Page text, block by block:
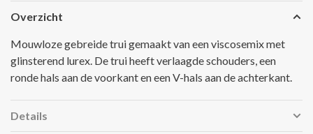
Overzicht
Mouwloze gebreide trui gemaakt van een viscosemix met
glinsterend lurex. De trui heeft verlaagde schouders, een
ronde hals aan de voorkant en een V-hals aan de achterkant.
Details